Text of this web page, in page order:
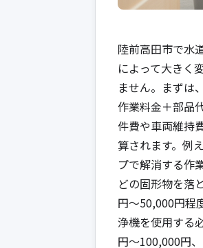
陸前高田市で水
によって大きく
ません。まずは
作業料金＋部品
件費や車両維持
算されます。例
プで解消する作
どの固形物を落
円〜50,000円程
浄機を使用する
円〜100,000円